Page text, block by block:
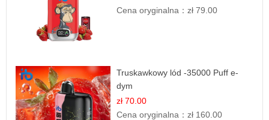
Cena oryginalna：zł 79.00
Truskawkowy lód -35000 Puff e-
dym
zł 70.00
Cena oryginalna：zł 160.00